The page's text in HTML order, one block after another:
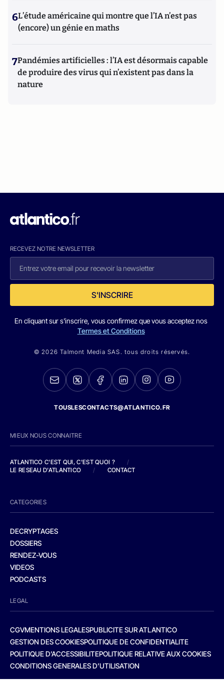
6L’étude américaine qui montre que l’IA n’est pas
(encore) un génie en maths
7Pandémies artificielles : l’IA est désormais capable
de produire des virus qui n’existent pas dans la
nature
RECEVEZ NOTRE NEWSLETTER
S'INSCRIRE
En cliquant sur s'inscrire, vous confirmez que vous acceptez nos
Termes et Conditions
© 2026 Talmont Media SAS. tous droits réservés.
TOUSLESCONTACTS@ATLANTICO.FR
MIEUX NOUS CONNAITRE
ATLANTICO C'EST QUI, C'EST QUOI ?
/
LE RESEAU D'ATLANTICO
/ CONTACT
CATEGORIES
DECRYPTAGES
DOSSIERS
RENDEZ-VOUS
VIDEOS
PODCASTS
LEGAL
CGVMENTIONS LEGALESPUBLICITE SUR ATLANTICO
GESTION DES COOKIESPOLITIQUE DE CONFIDENTIALITE
POLITIQUE D’ACCESSIBILITEPOLITIQUE RELATIVE AUX COOKIES
CONDITIONS GENERALES D’UTILISATION